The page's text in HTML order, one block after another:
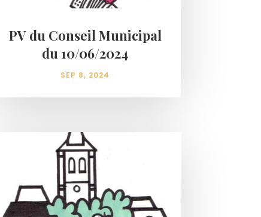
PV du Conseil Municipal
du 10/06/2024
SEP 8, 2024